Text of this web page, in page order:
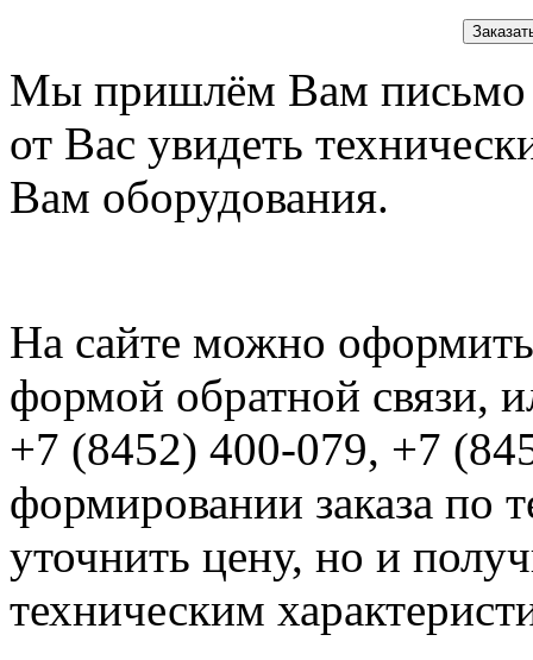
Мы пришлём Вам письмо
от Вас увидеть
Вам оборудования.
На сайте можно оформить
формой обратной связи,
+7 (8452) 400-079, +7
формировании заказа по
уточнить цену, но и
техническим